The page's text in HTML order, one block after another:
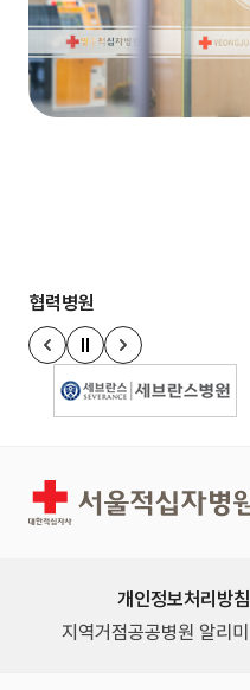
협력병원
이전 슬라이드
정지
다음 슬라이드
경인권역재활병원
개인정보처리방침
지역거점공공병원 알리미